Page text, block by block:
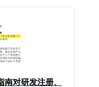
对研发注册、